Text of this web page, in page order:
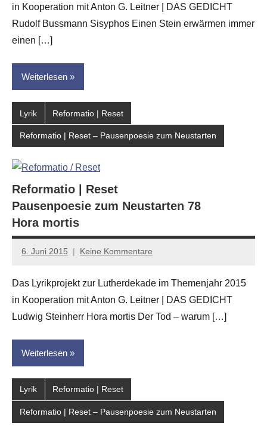
in Kooperation mit Anton G. Leitner | DAS GEDICHT
Rudolf Bussmann Sisyphos Einen Stein erwärmen immer
einen […]
Weiterlesen
Lyrik Reformatio | Reset
Reformatio | Reset – Pausenpoesie zum Neustarten
Reformatio | Reset
Pausenpoesie zum Neustarten 78
Hora mortis
6. Juni 2015
Anton
Leitner
Keine Kommentare
Das Lyrikprojekt zur Lutherdekade im Themenjahr 2015
in Kooperation mit Anton G. Leitner | DAS GEDICHT
Ludwig Steinherr Hora mortis Der Tod – warum […]
Weiterlesen
Lyrik Reformatio | Reset
Reformatio | Reset – Pausenpoesie zum Neustarten